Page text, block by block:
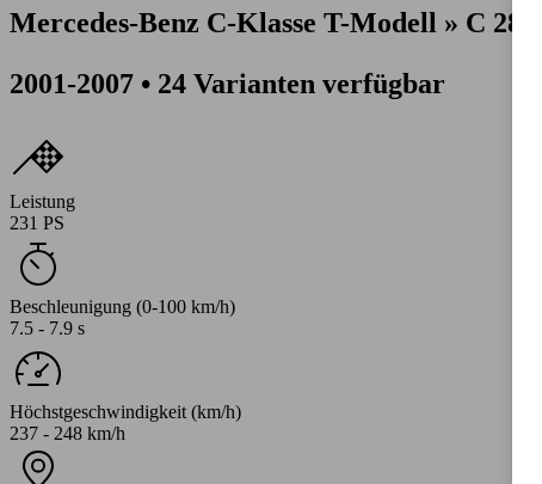
Mercedes-Benz C-Klasse T-Modell » C 280
2001-2007 • 24 Varianten verfügbar
Leistung
231 PS
Beschleunigung (0-100 km/h)
7.5 - 7.9 s
Höchstgeschwindigkeit (km/h)
237 - 248 km/h